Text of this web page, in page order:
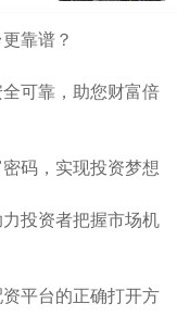
靠谱？
可靠，助您财富倍
码，实现投资梦想
投资者把握市场机
平台的正确打开方